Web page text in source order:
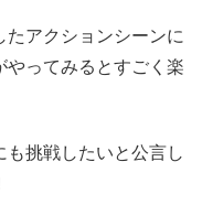
たアクションシーンに
やってみるとすごく楽
挑戦したいと公言し